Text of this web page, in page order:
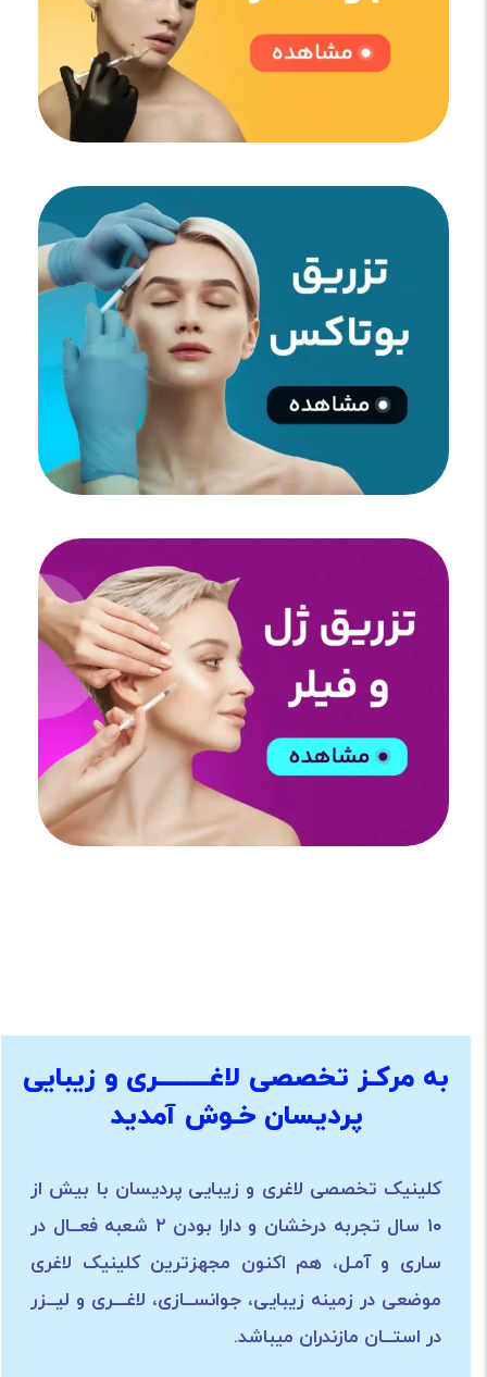
به مرکـز تخصصی لاغــــــــری و زیبایی
پردیسان خـوش آمدید
کلینیک‌ تخصصی لاغری و زیبایی پردیسان با بیش از
۱۰ سال تجربه درخشان و دارا بودن ۲ شعبه فعــال در
ساری و آمـل، هم اکنون مجهزترین کلینیک لاغری
موضعی در زمینه زیبایی، جوانســازی، لاغـــری و لیــزر
در استــان مازندران میباشد.